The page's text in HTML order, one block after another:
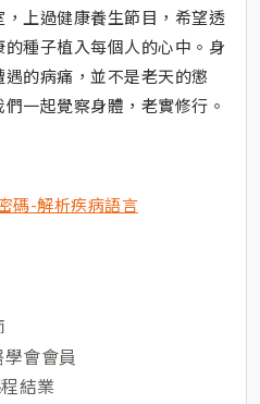
上過健康養生節目，希望透
種子植入每個人的心中。身
的病痛，並不是老天的懲
一起覺察身體，老實修行。
碼-解析疾病語言
會會員
結業